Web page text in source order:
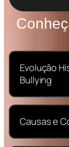
Evolução
Bullying
sua
consolidou
Causas e